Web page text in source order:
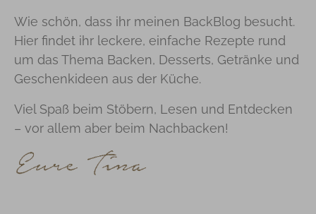
Wie schön, dass ihr meinen BackBlog besucht.
Hier findet ihr leckere, einfache Rezepte rund
um das Thema Backen, Desserts, Getränke und
Geschenkideen aus der Küche.
Viel Spaß beim Stöbern, Lesen und Entdecken
– vor allem aber beim Nachbacken!